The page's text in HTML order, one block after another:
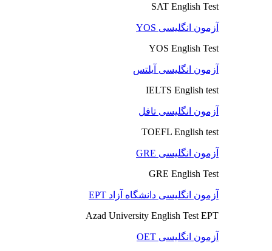
SAT English Test
آزمون انگلیسی YOS
YOS English Test
آزمون انگلیسی آیلتس
IELTS English test
آزمون انگلیسی تافل
TOEFL English test
آزمون انگلیسی GRE
GRE English Test
آزمون انگلیسی دانشگاه آزاد EPT
Azad University English Test EPT
آزمون انگلیسی OET